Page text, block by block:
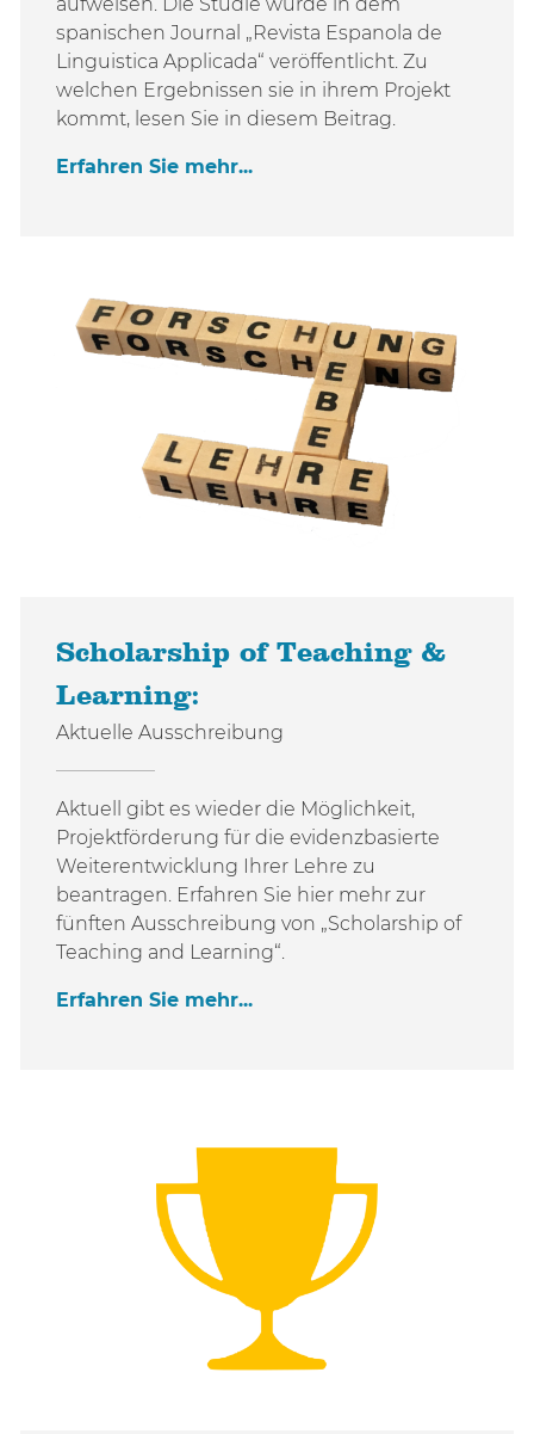
spanischen Journal „Revista Espanola de
Linguistica Applicada“ veröffentlicht. Zu
welchen Ergebnissen sie in ihrem Projekt
kommt, lesen Sie in diesem Beitrag.
Erfahren Sie mehr...
Scholarship of Teaching &
Learning:
Aktuelle Ausschreibung
Aktuell gibt es wieder die Möglichkeit,
Projektförderung für die evidenzbasierte
Weiterentwicklung Ihrer Lehre zu
beantragen. Erfahren Sie hier mehr zur
fünften Ausschreibung von „Scholarship of
Teaching and Learning“.
Erfahren Sie mehr...